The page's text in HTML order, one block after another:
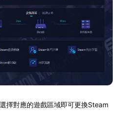
擇對應的遊戲區域即可更換Steam